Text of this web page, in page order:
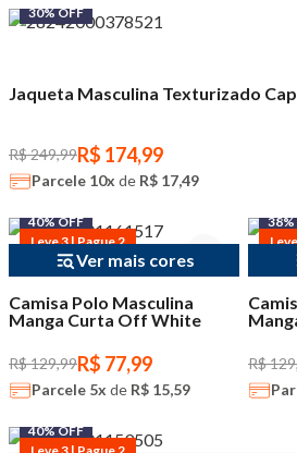
30% OFF
Jaqueta Masculina Texturizado
R$ 249,99R$ 174,99
Parcele 10x de R$ 17,49
40% OFF
Leve 3 | Pague 2
Ver mais cores
Camisa Polo Masculina
Manga Curta Off White
R$ 129,99R$ 77,99
Parcele 5x de R$ 15,59
38%
R$
40% OFF